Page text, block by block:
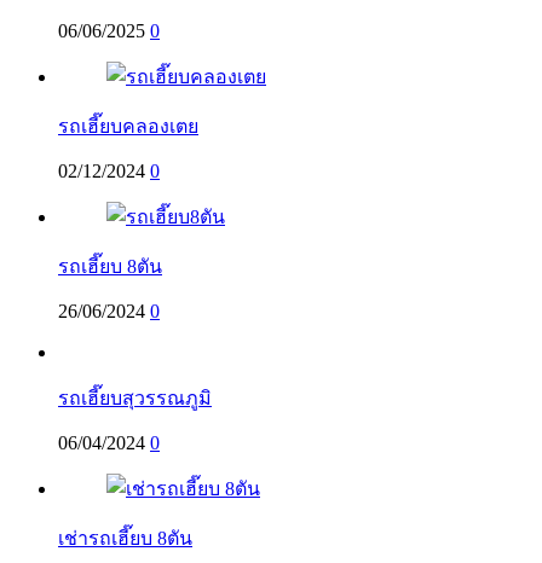
06/06/2025 0
รถเฮี๊ยบคลองเตย
02/12/2024 0
รถเฮี๊ยบ 8ตัน
26/06/2024 0
รถเฮี๊ยบสุวรรณภูมิ
06/04/2024 0
เช่ารถเฮี๊ยบ 8ตัน